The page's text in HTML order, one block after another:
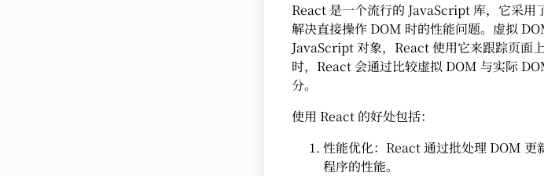
React 是一个流行的 JavaScript 库，它采
解决直接操作 DOM 时的性能问题。虚拟
JavaScript 对象，React 使用它来跟踪页面
时，React 会通过比较虚拟 DOM 与实际
分。
使用 React 的好处包括：
性能优化：React 通过批处理 DOM 更
程序的性能。